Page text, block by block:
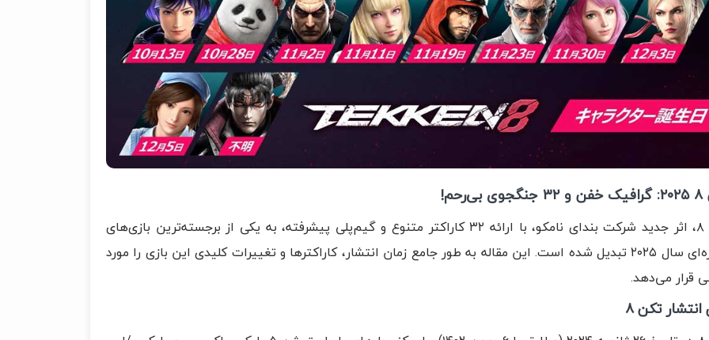
تکن ۸، اثر جدید شرکت بندای نامکو، با ارائه ۳۲ کاراکتر متنوع و گیم‌پلی پیشرفته، به یکی از برجسته‌ترین بازی‌های
مبارزه‌ای سال ۲۰۲۵ تبدیل شده است. این مقاله به طور جامع زمان انتشار، کاراکترها و تغییرات کلیدی این بازی را مورد
قرار می‌دهد.
انتشار تکن ۸